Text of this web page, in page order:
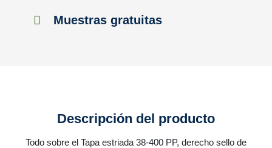
Muestras gratuitas
Descripción del producto
Todo sobre el Tapa estriada 38-400 PP, derecho sello de